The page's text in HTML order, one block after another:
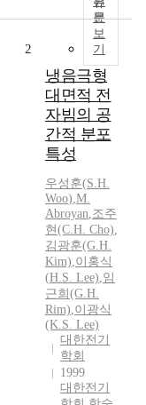
문
보
기
2
냉음극형
대면적 전
자빔의 공
간적 분포
특성
우성훈(S.H.
Woo),M.
Abroyan,조주
현(C.H. Cho),
김광훈(G.H.
Kim),이홍식
(H.S. Lee),임
근희(G.H.
Rim),이광식
(K.S. Lee)
대한전기
학회
1999
대한전기